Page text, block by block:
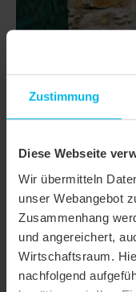
Zustimmung
Diese Webseite
Wir übermitteln
unser Webangebot
Zusammenhang
und angereichert,
Wirtschaftsraum.
nachfolgend
DETAILS
MODELL
Produktfamilie